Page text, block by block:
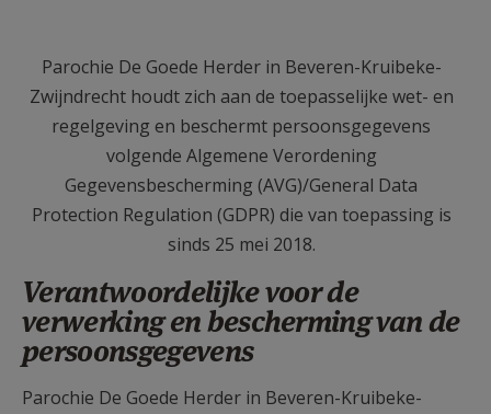
AANMELDEN OF REGISTREREN
Parochie De Goede Herder in Beveren-Kruibeke-
Zwijndrecht houdt zich aan de toepasselijke wet- en
regelgeving en beschermt persoonsgegevens
volgende Algemene Verordening
Gegevensbescherming (AVG)/General Data
Protection Regulation (GDPR) die van toepassing is
sinds 25 mei 2018.
Verantwoordelijke voor de
verwerking en bescherming van de
persoonsgegevens
Parochie De Goede Herder in Beveren-Kruibeke-